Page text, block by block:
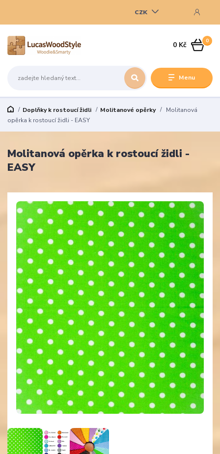
Menu
CZK
0
0 Kč
Doplňky k rostoucí židli Molitanové opěrky
Molitanová
opěrka k rostoucí židli - EASY
Molitanová opěrka k rostoucí židli -
EASY